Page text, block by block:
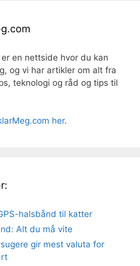
en nettside hvor du kan
og vi har artikler om alt fra
teknologi og råd og tips til
her.
halsbånd til katter
Alt du må vite
gir mest valuta for